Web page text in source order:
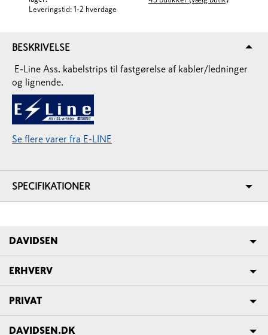
Leveringstid: 1-2 hverdage
BESKRIVELSE
E-Line Ass. kabelstrips til fastgørelse af kabler/ledninger
og lignende.
Se flere varer fra E-LINE
SPECIFIKATIONER
DAVIDSEN
ERHVERV
PRIVAT
DAVIDSEN.DK